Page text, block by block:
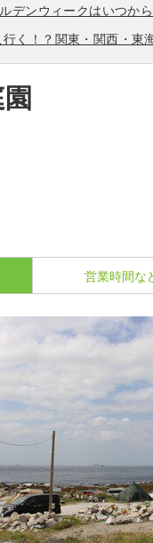
デンウィークはいつか
く！？関東・関西・東
営業時間な